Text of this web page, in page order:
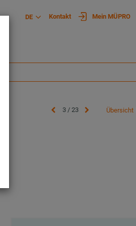
DE Kontakt Mein MÜPRO
3 / 23 Übersicht